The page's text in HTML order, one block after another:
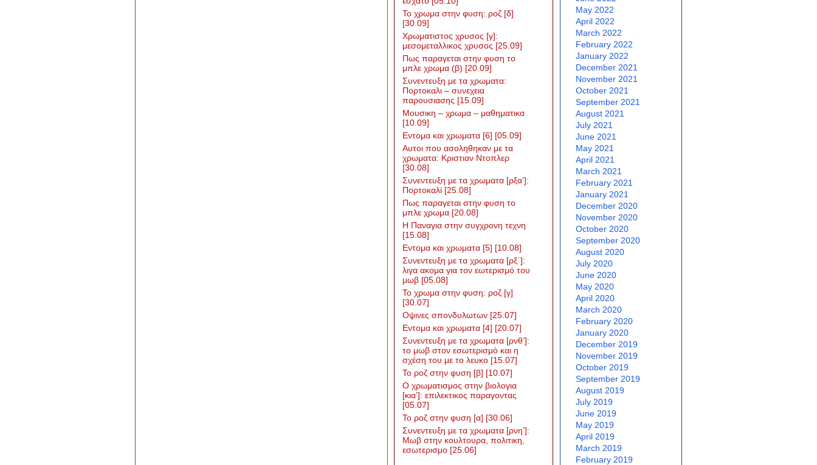
Το χρωμα στην φυση: ροζ [δ]
[30.09]
Χρωματιστος χρυσος [γ]:
μεσομεταλλικος χρυσος [25.09]
Πως παραγεται στην φυση το
μπλε χρωμα (β) [20.09]
Συνεντευξη με τα χρωματα:
Πορτοκαλι – συνεχεια
παρουσιασης [15.09]
Μουσικη – χρωμα – μαθηματικα
[10.09]
Εντομα και χρωματα [6] [05.09]
Αυτοι που ασοληθηκαν με τα
χρωματα: Κριστιαν Ντοπλερ
[30.08]
Συνεντευξη με τα χρωματα [ρξα’]:
Πορτοκαλί [25.08]
Πως παραγεται στην φυση το
μπλε χρωμα [20.08]
Η Παναγια στην συγχρονη τεχνη
[15.08]
Εντομα και χρωματα [5] [10.08]
Συνεντευξη με τα χρωματα [ρξ΄]:
λιγα ακομα για τον εωτερισμό του
μωβ [05.08]
Το χρωμα στην φυση: ροζ [γ]
[30.07]
Οψινες σπονδυλωτων [25.07]
Εντομα και χρωματα [4] [20.07]
Συνεντευξη με τα χρωματα [ρνθ’]:
το μωβ στον εσωτερισμό και η
σχέση του με το λευκο [15.07]
Το ροζ στην φυση [β] [10.07]
Ο χρωματισμος στην βιολογια
[κια’]: επιλεκτικος παραγοντας
[05.07]
Το ροζ στην φυση [α] [30.06]
Συνεντευξη με τα χρωματα [ρνη’]:
Μωβ στην κουλτουρα, πολιτικη,
εσωτερισμο [25.06]
May 2022
April 2022
March 2022
February 2022
January 2022
December 2021
November 2021
October 2021
September 2021
August 2021
July 2021
June 2021
May 2021
April 2021
March 2021
February 2021
January 2021
December 2020
November 2020
October 2020
September 2020
August 2020
July 2020
June 2020
May 2020
April 2020
March 2020
February 2020
January 2020
December 2019
November 2019
October 2019
September 2019
August 2019
July 2019
June 2019
May 2019
April 2019
March 2019
February 2019